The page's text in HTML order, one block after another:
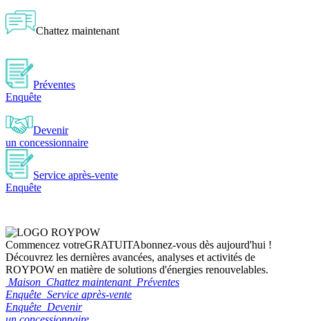
Chattez maintenant
Préventes
Enquête
Devenir
un concessionnaire
Service après-vente
Enquête
Commencez votreGRATUITAbonnez-vous dès aujourd'hui !
Découvrez les dernières avancées, analyses et activités de
ROYPOW en matière de solutions d'énergies renouvelables.
Maison Chattez maintenant Préventes
Enquête Service après-vente
Enquête Devenir